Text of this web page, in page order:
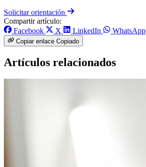
Solicitar orientación
Compartir artículo:
Facebook
X LinkedIn WhatsApp
Copiar enlace Copiado
Artículos relacionados